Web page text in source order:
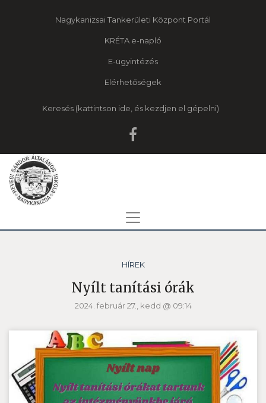
Nagykanizsai Tankerületi Központ Portál
KRÉTA e-napló
E-ügyintézés
Elérhetőségek
Keresés
HÍREK
Nyílt tanítási órák
2024. február 27., kedd @ 09:14